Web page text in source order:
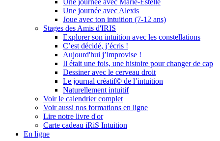
Une journée avec Marie-Estelle
Une journée avec Alexis
Joue avec ton intuition (7-12 ans)
Stages des Amis d'IRIS
Explorer son intuition avec les constellations
C’est décidé, j’écris !
Aujourd'hui j’improvise !
Il était une fois, une histoire pour changer de cap
Dessiner avec le cerveau droit
Le journal créatif© de l’intuition
Naturellement intuitif
Voir le calendrier complet
Voir aussi nos formations en ligne
Lire notre livre d'or
Carte cadeau iRiS Intuition
En ligne